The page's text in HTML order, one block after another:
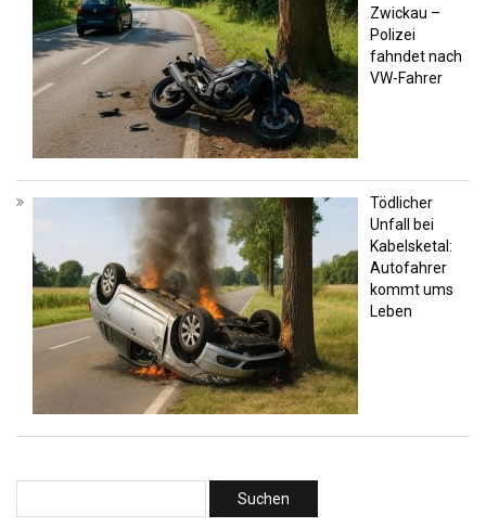
Zwickau –
Polizei
fahndet nach
VW-Fahrer
Tödlicher
Unfall bei
Kabelsketal:
Autofahrer
kommt ums
Leben